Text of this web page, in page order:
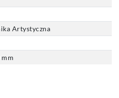
Artystyczna
mm